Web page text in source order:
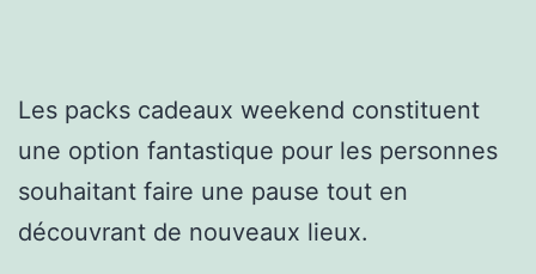
Les packs cadeaux weekend constituent
une option fantastique pour les personnes
souhaitant faire une pause tout en
découvrant de nouveaux lieux.